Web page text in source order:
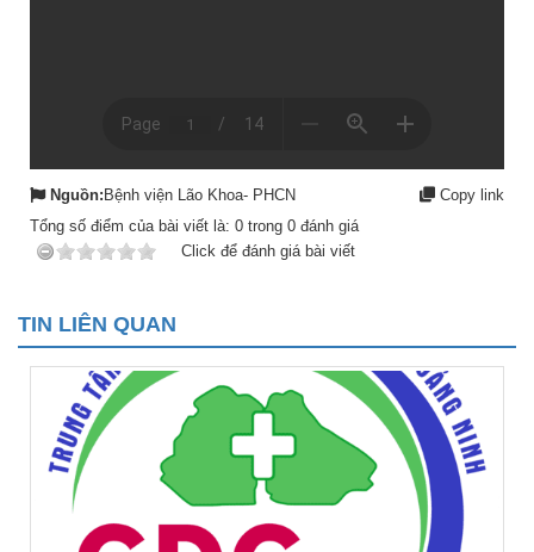
Nguồn: Bệnh viện Lão Khoa- PHCN
Copy link
Tổng số điểm của bài viết là: 0 trong 0 đánh giá
Click để đánh giá bài viết
TIN LIÊN QUAN